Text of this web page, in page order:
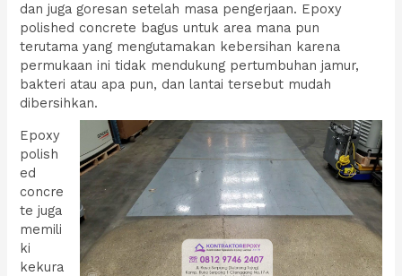
dan juga goresan setelah masa pengerjaan. Epoxy
polished concrete bagus untuk area mana pun
terutama yang mengutamakan kebersihan karena
permukaan ini tidak mendukung pertumbuhan jamur,
bakteri atau apa pun, dan lantai tersebut mudah
dibersihkan.
Epoxy
polish
ed
concre
te juga
memili
ki
kekura